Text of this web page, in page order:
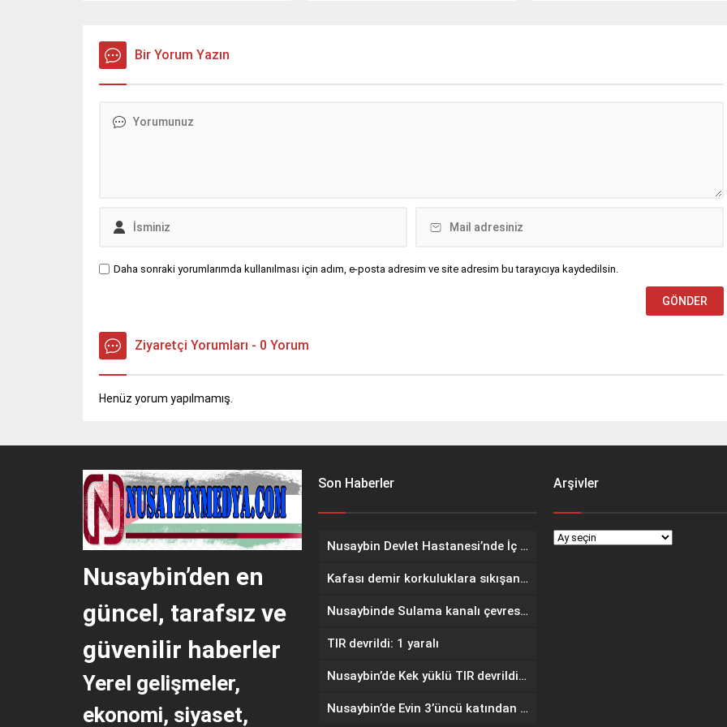
33 BED 762 plakalı TIR,
Nusaybin’den Cizre istikametine
seyir halindeyken kontrolden
bariyerlere çarpıp devrildi.Kazada
sürücüsünün direksiyon
düştü. Yakınlarının hareketsiz
Bir Yorum Yazın
Daha sonraki yorumlarımda kullanılması için adım, e-posta adresim ve site adresim bu tarayıcıya kaydedilsin.
Ziyaretçi Yorumları - 0 Yorum
Henüz yorum yapılmamış.
Nusaybin’den en
güncel, tarafsız ve
güvenilir haberler
Yerel gelişmeler,
ekonomi, siyaset,
Son Haberler
Nusaybin Devlet Hastanesi’nde İç Hastalıkları Uzmanı Göreve Başladı
Kafası demir korkuluklara sıkışan çocuğu gazeteci kurtardı
Nusaybinde Sulama kanalı çevresindeki yangında meyve ağaçları zarar gördü
TIR devrildi: 1 yaralı
Nusaybin’de Kek yüklü TIR devrildi: 2 yaralı
Nusaybin’de Evin 3’üncü katından düşen genç hayatını kaybetti
Arşivler